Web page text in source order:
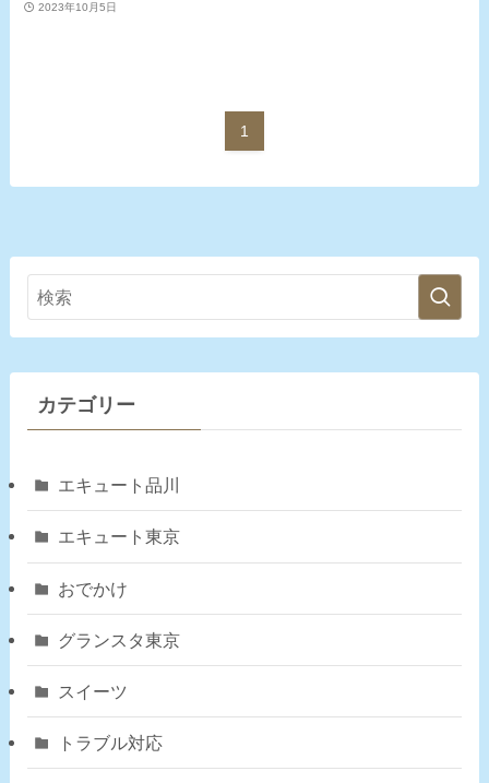
2023年10月5日
1
カテゴリー
エキュート品川
エキュート東京
おでかけ
グランスタ東京
スイーツ
トラブル対応